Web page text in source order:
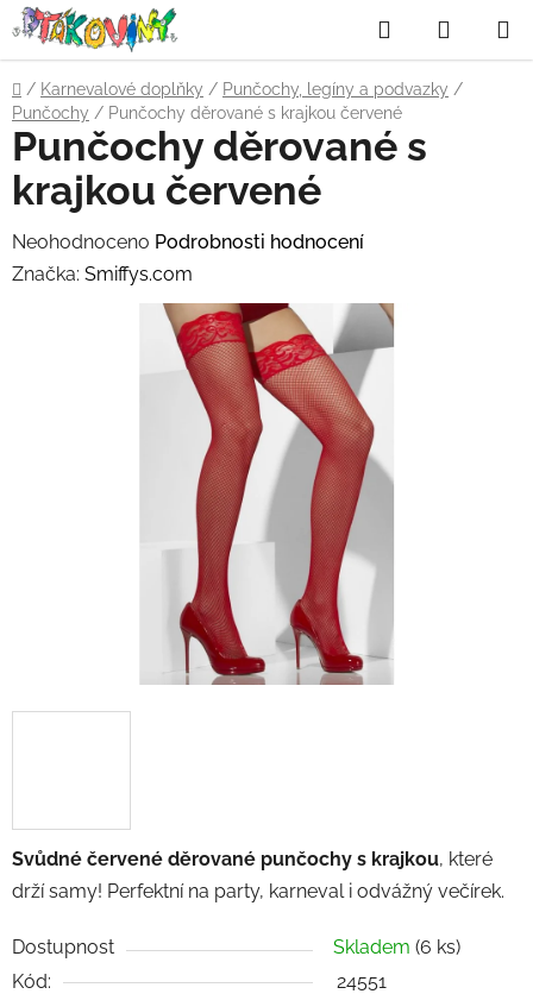
Přejít
na
obsah
Hledat
KOŠÍK
Domů
/ Karnevalové doplňky / Punčochy, legíny a podvazky /
Punčochy / Punčochy děrované s krajkou červené
Svůdné červené děrované punčochy s krajkou, které
drží samy! Perfektní na party, karneval i odvážný večírek.
Dostupnost Skladem (6 ks)
Kód:
24551
Punčochy děrované s
krajkou červené
Průměrné
hodnocení
Neohodnoceno Podrobnosti hodnocení
Značka: Smiffys.com